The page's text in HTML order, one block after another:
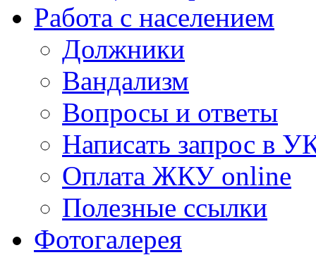
Работа с населением
Должники
Вандализм
Вопросы и ответы
Написать запрос в
Оплата ЖКУ online
Полезные ссылки
Фотогалерея